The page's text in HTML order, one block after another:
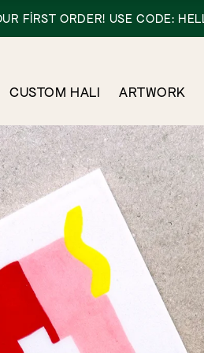
ORDER! USE CODE: HELLO10
CUSTOM HALI ARTWORK